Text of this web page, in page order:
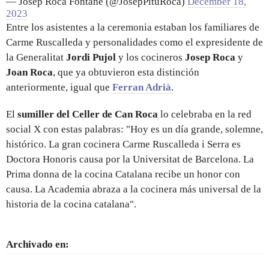
2023
Entre los asistentes a la ceremonia estaban los familiares de
Carme Ruscalleda y personalidades como el expresidente de
la Generalitat Jordi Pujol y los cocineros Josep Roca y
Joan Roca, que ya obtuvieron esta distinción
anteriormente, igual que Ferran Adrià.
El sumiller del Celler de Can Roca lo celebraba en la red
social X con estas palabras: "Hoy es un día grande, solemne,
histórico. La gran cocinera Carme Ruscalleda i Serra es
Doctora Honoris causa por la Universitat de Barcelona. La
Prima donna de la cocina Catalana recibe un honor con
causa. La Academia abraza a la cocinera más universal de la
historia de la cocina catalana".
Archivado en: